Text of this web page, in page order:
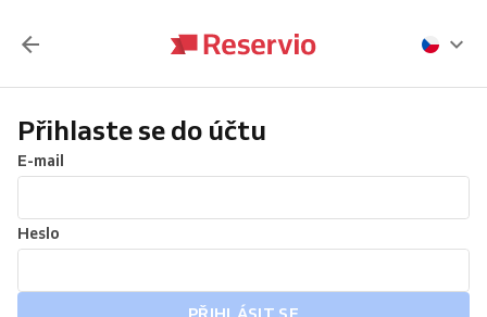
Přihlaste se do účtu
E-mail
Heslo